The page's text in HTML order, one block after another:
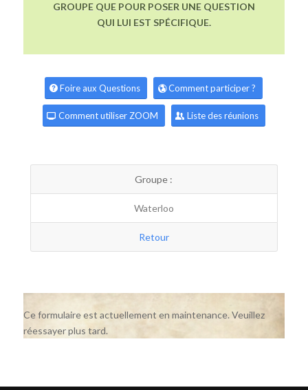
GROUPE QUE POUR POSER UNE QUESTION
QUI LUI EST SPÉCIFIQUE.
Foire aux Questions Comment participer ?
Comment utiliser ZOOM Liste des réunions
Groupe :
Waterloo
Retour
Ce formulaire est actuellement en maintenance. Veuillez
réessayer plus tard.